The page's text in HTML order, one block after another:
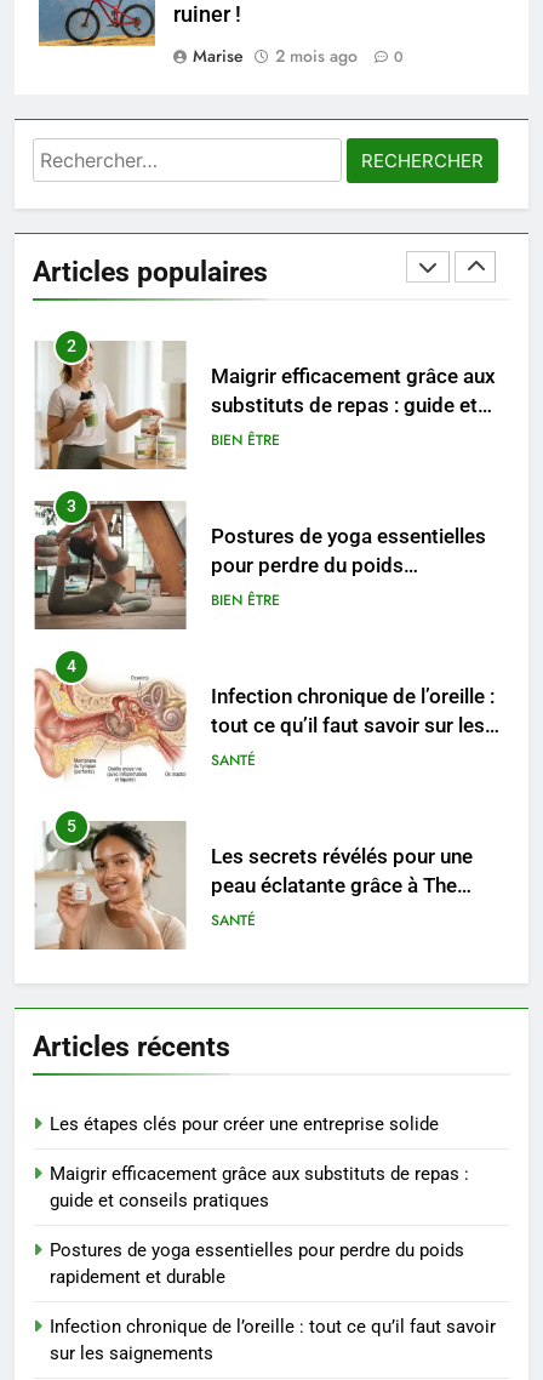
ruiner !
Marise
2 mois ago 0
Rechercher :
Articles populaires
8
Sclérose en plaques et
femmes enceintes doivent
connaître
SANTÉ
1
ENTREPRISE
2
Maigrir efficacement grâce aux
substituts de repas : guide et
conseils pratiques
BIEN ÊTRE
3
Postures de yoga essentielles
pour perdre du poids
rapidement et durable
BIEN ÊTRE
4
Infection chronique de l’oreille :
tout ce qu’il faut savoir sur les
saignements
SANTÉ
5
Les secrets révélés pour une
peau éclatante grâce à The
Ordinary
SANTÉ
6
seniors: aménagement et
exercices
BIEN ÊTRE
Voyance à La Rochelle : où
trouver un accompagnement
BIEN ÊTRE
Sclérose en plaques et
maternité : tout ce que les
Articles récents
Les étapes clés pour créer une entreprise solide
Maigrir efficacement grâce aux substituts de repas :
guide et conseils pratiques
Postures de yoga essentielles pour perdre du poids
rapidement et durable
Infection chronique de l’oreille : tout ce qu’il faut savoir
sur les saignements